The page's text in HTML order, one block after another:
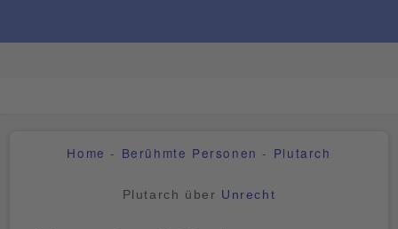
Home - Berühmte Personen - Plutarch
Plutarch über Unrecht